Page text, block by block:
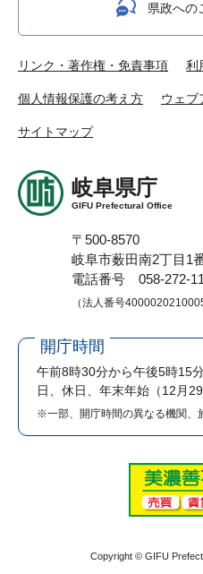
県政への
リンク・著作権・免責事項 利
個人情報保護の考え方 ウェブ
サイトマップ
岐阜県庁
GIFU Prefectural Office
〒500-8570
岐阜市薮田南2丁目1
電話番号 058-272-
（法人番号4000020210005
開庁時間
午前8時30分から午後5時15
日、休日、年末年始（12月
※一部、開庁時間の異なる機関、
Copyright © GIFU